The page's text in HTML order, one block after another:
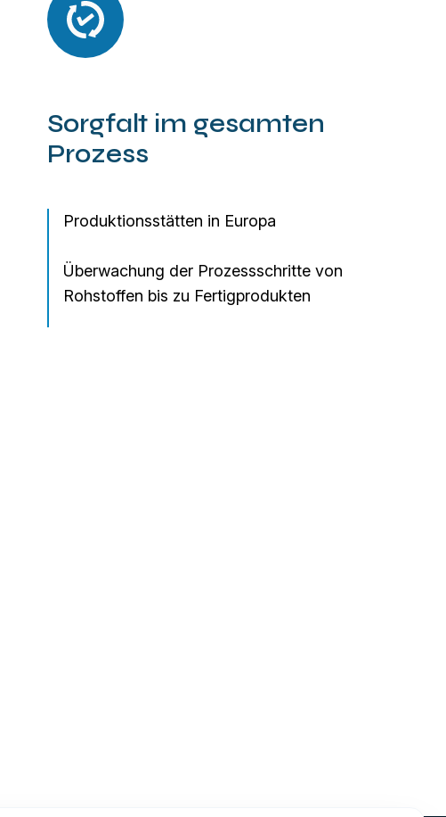
Sorgfalt im gesamten
Prozess
Produktionsstätten in Europa
Überwachung der Prozessschritte von
Rohstoffen bis zu Fertigprodukten